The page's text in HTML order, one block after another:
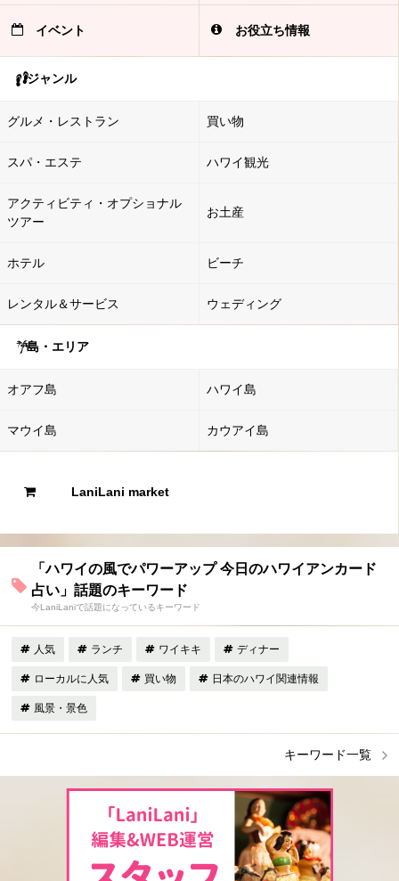
イベント お役立ち情報
ジャンル
グルメ・レストラン 買い物
スパ・エステ ハワイ観光
アクティビティ・オプショナル
ツアー
お土産
ホテル ビーチ
レンタル＆サービス ウェディング
島・エリア
オアフ島 ハワイ島
マウイ島 カウアイ島
LaniLani market
「ハワイの風でパワーアップ 今日のハワイアンカード
占い」話題のキーワード
今LaniLaniで話題になっているキーワード
人気 ランチ ワイキキ ディナー
ローカルに人気 買い物 日本のハワイ関連情報
風景・景色
キーワード一覧